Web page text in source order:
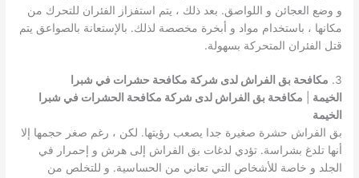
و وضع العجائن و اللواصق. بعد ذلك ، يتم استفزاز الفئران للتحرك من
مكانها ، باستخدام مواد و أبخرة مخصصة لذلك. بالإستعانة بالصواعق يتم
قتل الفئران المتحركة بسهولة.
3.
مكافحة بق الفراش لدى شركة مكافحة حشرات في شبرا
الخيمة
مكافحة بق الفراش لدى شركة مكافحة الحشرات في شبرا
الخيمة
بق الفراش حشرة صغيرة جدا يصعب رؤيتها. لكن ، رغم صغر حجمها إلا
أنها تلدغ بشراسة. تؤدي لدغات بق الفراش إلى هرش و إحمرار في
الجلد و خاصة للأشخاص التي تعاني من الحساسية. و للتخلص من